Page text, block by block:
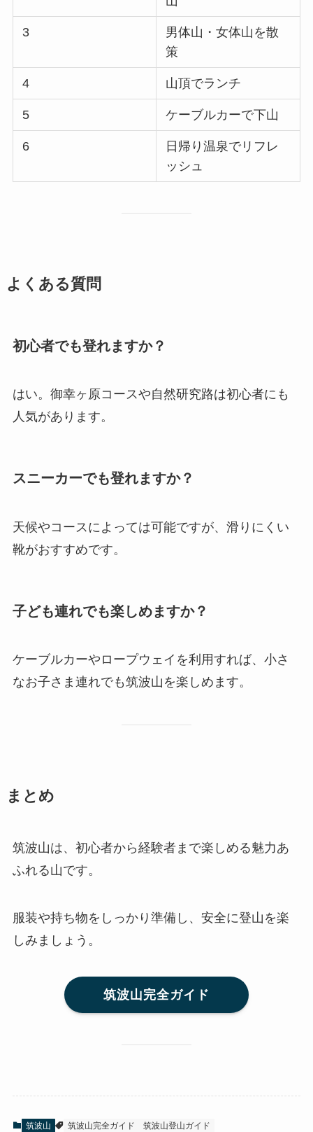
3
男体山・女体山を散
策
4 山頂でランチ
5 ケーブルカーで下山
6
日帰り温泉でリフレ
ッシュ
よくある質問
初心者でも登れますか？
はい。御幸ヶ原コースや自然研究路は初心者にも
人気があります。
スニーカーでも登れますか？
天候やコースによっては可能ですが、滑りにくい
靴がおすすめです。
子ども連れでも楽しめますか？
ケーブルカーやロープウェイを利用すれば、小さ
なお子さま連れでも筑波山を楽しめます。
まとめ
筑波山は、初心者から経験者まで楽しめる魅力あ
ふれる山です。
服装や持ち物をしっかり準備し、安全に登山を楽
しみましょう。
筑波山完全ガイド
筑波山 筑波山完全ガイド 筑波山登山ガイド